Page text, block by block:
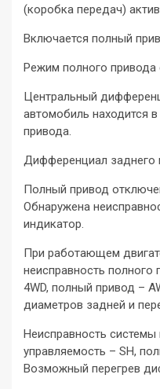
(коробка передач)
Включается полный
Режим полного привода
Центральный
автомобиль находится
привода.
Дифференциал заднего
Полный привод
Обнаружена
индикатор.
При работающем
неисправность
4WD, полный привод –
диаметров задней и
Неисправность системы
управляемость – SH,
Возможный перегрев